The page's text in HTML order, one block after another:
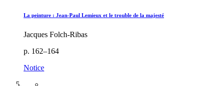
La peinture : Jean-Paul Lemieux et le trouble de la majesté
Jacques Folch-Ribas
p. 162–164
Notice